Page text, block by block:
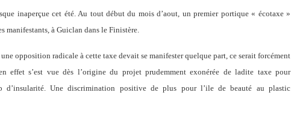
inaperçue cet été. Au tout début du mois d’aout, un premier portique « écotaxe »
manifestants, à Guiclan dans le Finistère.
une opposition radicale à cette taxe devait se manifester quelque part, ce serait forcément
effet s’est vue dès l’origine du projet prudemment exonérée de ladite taxe pour
d’insularité. Une discrimination positive de plus pour l’ile de beauté au plastic